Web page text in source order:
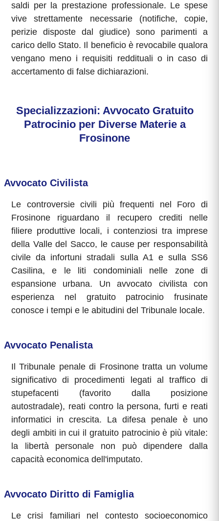
saldi per la prestazione professionale. Le spese
vive strettamente necessarie (notifiche, copie,
perizie disposte dal giudice) sono parimenti a
carico dello Stato. Il beneficio è revocabile qualora
vengano meno i requisiti reddituali o in caso di
accertamento di false dichiarazioni.
Specializzazioni: Avvocato Gratuito
Patrocinio per Diverse Materie a
Frosinone
Avvocato Civilista
Le controversie civili più frequenti nel Foro di
Frosinone riguardano il recupero crediti nelle
filiere produttive locali, i contenziosi tra imprese
della Valle del Sacco, le cause per responsabilità
civile da infortuni stradali sulla A1 e sulla SS6
Casilina, e le liti condominiali nelle zone di
espansione urbana. Un avvocato civilista con
esperienza nel gratuito patrocinio frusinate
conosce i tempi e le abitudini del Tribunale locale.
Avvocato Penalista
Il Tribunale penale di Frosinone tratta un volume
significativo di procedimenti legati al traffico di
stupefacenti (favorito dalla posizione
autostradale), reati contro la persona, furti e reati
informatici in crescita. La difesa penale è uno
degli ambiti in cui il gratuito patrocinio è più vitale:
la libertà personale non può dipendere dalla
capacità economica dell'imputato.
Avvocato Diritto di Famiglia
Le crisi familiari nel contesto socioeconomico